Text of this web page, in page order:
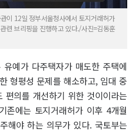
이 12일 정부서울청사에서 토지거래허가
련 브리핑을 진행하고 있다./사진=김동훈
예가 다주택자가 매도한 주택에
형평성 문제를 해소하고, 임대 중
편의를 개선하기 위한 것이이라는
존에는 토지거래허가 이후 4개월
해야 하는 의무가 있다. 국토부는